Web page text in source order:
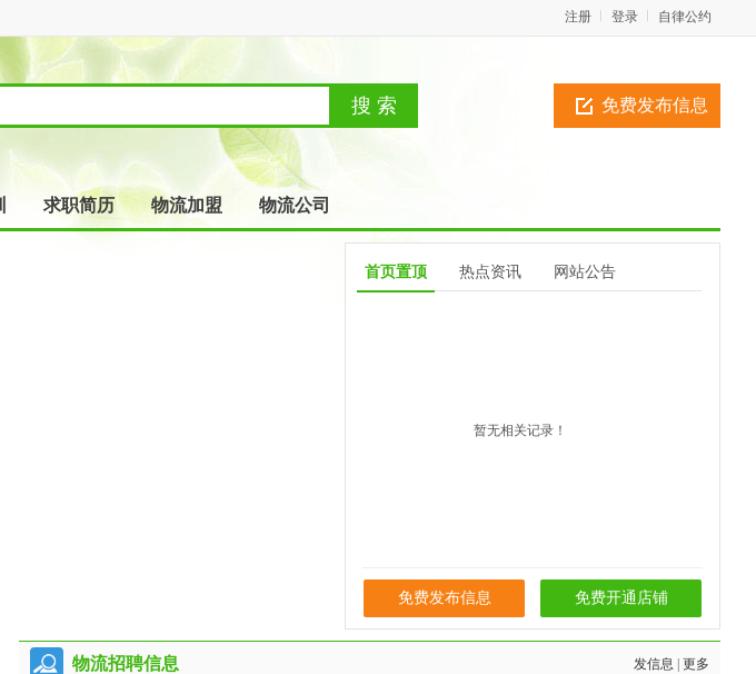
自律公约
登录
注册
免费发布信息
求职简历 物流加盟 物流公司
首页置顶 热点资讯 网站公告
暂无相关记录！
免费发布信息 免费开通店铺
物流招聘信息 发信息 更多